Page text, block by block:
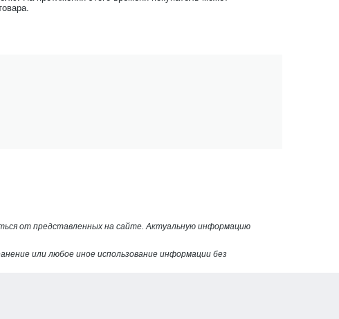
от представленных на сайте. Актуальную информацию
или любое иное использование информации без